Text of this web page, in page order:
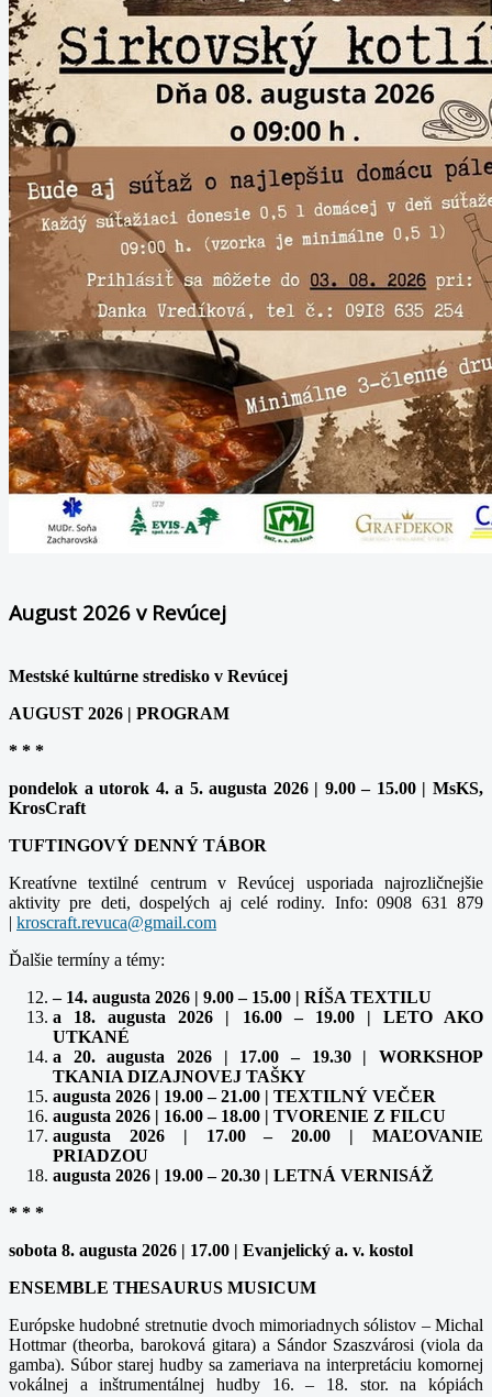
August 2026 v Revúcej
Mestské kultúrne stredisko v Revúcej
AUGUST 2026 | PROGRAM
* * *
pondelok a utorok 4. a 5. augusta 2026 | 9.00 – 15.00 | MsKS,
KrosCraft
TUFTINGOVÝ DENNÝ TÁBOR
Kreatívne textilné centrum v Revúcej usporiada najrozličnejšie
aktivity pre deti, dospelých aj celé rodiny. Info: 0908 631 879
|
Ďalšie termíny a témy:
– 14. augusta 2026 | 9.00 – 15.00 | RÍŠA TEXTILU
a 18. augusta 2026 | 16.00 – 19.00 | LETO AKO
UTKANÉ
a 20. augusta 2026 | 17.00 – 19.30 | WORKSHOP
TKANIA DIZAJNOVEJ TAŠKY
augusta 2026 | 19.00 – 21.00 | TEXTILNÝ VEČER
augusta 2026 | 16.00 – 18.00 | TVORENIE Z FILCU
augusta 2026 | 17.00 – 20.00 | MAĽOVANIE
PRIADZOU
augusta 2026 | 19.00 – 20.30 | LETNÁ VERNISÁŽ
* * *
sobota 8. augusta 2026 | 17.00 | Evanjelický a. v. kostol
ENSEMBLE THESAURUS MUSICUM
Európske hudobné stretnutie dvoch mimoriadnych sólistov – Michal
Hottmar (theorba, baroková gitara) a Sándor Szaszvárosi (viola da
gamba). Súbor starej hudby sa zameriava na interpretáciu komornej
vokálnej a inštrumentálnej hudby 16. – 18. stor. na kópiách